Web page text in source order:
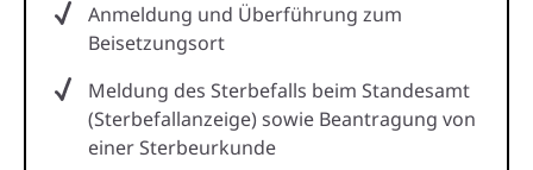
Anmeldung und Überführung zum
Beisetzungsort
Meldung des Sterbefalls beim Standesamt
(Sterbefallanzeige) sowie Beantragung von
einer Sterbeurkunde